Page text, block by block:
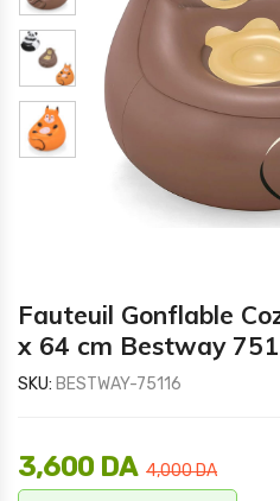
Fauteuil Gonflable
SKU: BESTWAY-75116
4,000DA
3,600 DA